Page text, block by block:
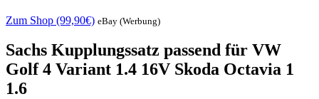
Zum Shop (99,90€) eBay (Werbung)
Sachs Kupplungssatz passend für VW
Golf 4 Variant 1.4 16V Skoda Octavia 1
1.6